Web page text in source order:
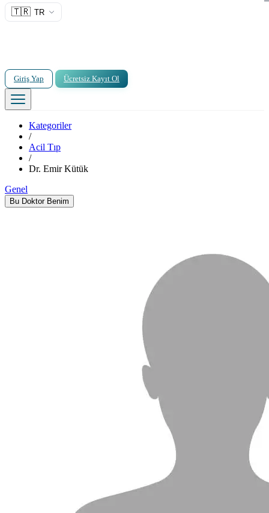
🇹🇷 TR
Giriş Yap Ücretsiz Kayıt Ol
Kategoriler
/
Acil Tıp
/
Dr. Emir Kütük
Genel
Bu Doktor Benim